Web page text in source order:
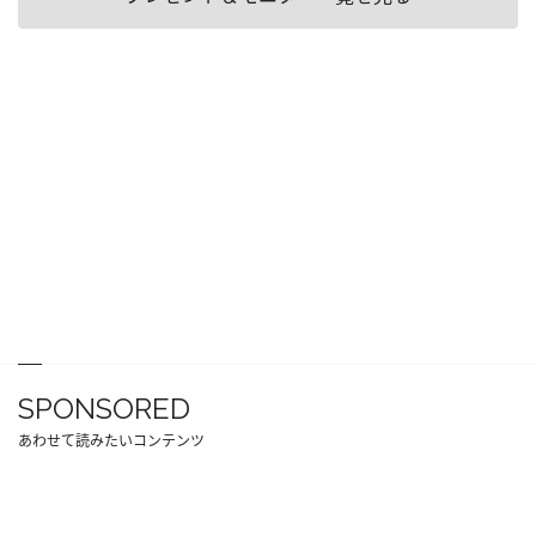
SPONSORED
あわせて読みたいコンテンツ